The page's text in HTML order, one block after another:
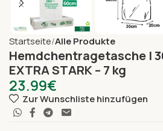
Startseite Alle Produkte
Hemdchentragetasche |
EXTRA STARK – 7 kg
23.99€
Zur Wunschliste hinzufügen